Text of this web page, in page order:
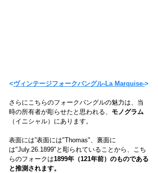
<ヴィンテージフォークバングル-La Marquise->
さらにこちらのフォークバングルの魅力は、当
時の所有者が彫らせたと思われる、 モノグラム
（イニシャル）にあります。
表面には”表面には"Thomas"、裏面に
は"July.26.1899"と彫られていることから、こち
らのフォークは1899年（121年前）のものである
と推測されます。